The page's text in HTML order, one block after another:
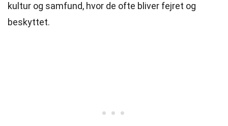
kultur og samfund, hvor de ofte bliver fejret og
beskyttet.